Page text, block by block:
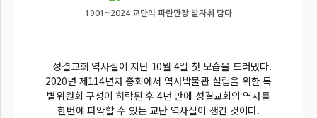
1901~2024 교단의 파란만장 발자취 담다
성결교회 역사실이 지난 10월 4일 첫 모습을 드러냈다.
2020년 제114년차 총회에서 역사박물관 설립을 위한 특
별위원회 구성이 허락된 후 4년 만에 성결교회의 역사를
한번에 파악할 수 있는 교단 역사실이 생긴 것이다.